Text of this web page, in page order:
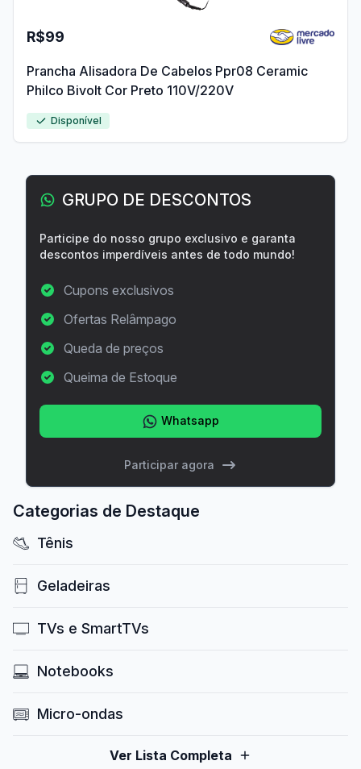
R$99
Prancha Alisadora De Cabelos Ppr08 Ceramic
Philco Bivolt Cor Preto 110V/220V
Disponível
GRUPO DE DESCONTOS
Participe do nosso grupo exclusivo e garanta
descontos imperdíveis antes de todo mundo!
Cupons exclusivos
Ofertas Relâmpago
Queda de preços
Queima de Estoque
Whatsapp
Participar agora
Categorias de Destaque
Tênis
Geladeiras
TVs e SmartTVs
Notebooks
Micro-ondas
Ver Lista Completa